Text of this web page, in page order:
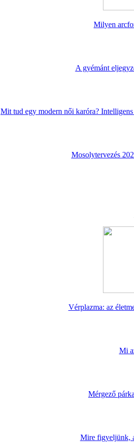
Milyen
A gyémánt
Mit tud egy modern női karóra?
Mosolytervezés
Vérplazma: az
Mi
Mérgező
Mire figyeljünk,